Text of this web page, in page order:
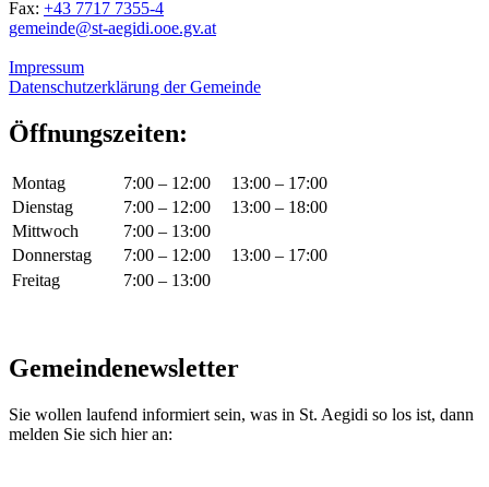
Fax: +43 7717 7355-4
gemeinde@st-aegidi.ooe.gv.at
Impressum
Datenschutzerklärung der Gemeinde
Öffnungszeiten:
Montag 7:00 – 12:00
13:00 – 17:00
Dienstag
7:00 – 12:00
13:00 – 18:00
Mittwoch
7:00 – 13:00
Donnerstag
7:00 – 12:00
13:00 – 17:00
Freitag
7:00 – 13:00
Gemeindenewsletter
Sie wollen laufend informiert sein, was in St. Aegidi so los ist, dann
melden Sie sich hier an: